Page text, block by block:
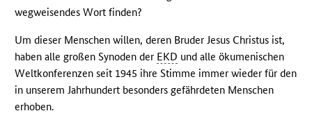
wegweisendes Wort finden?
Um dieser Menschen willen, deren Bruder Jesus Christus ist,
haben alle großen Synoden der EKD und alle ökumenischen
Weltkonferenzen seit 1945 ihre Stimme immer wieder für den
in unserem Jahrhundert besonders gefährdeten Menschen
erhoben.